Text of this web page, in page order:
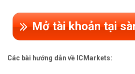
Mở tài khoản tại
Các bài hướng dẫn về ICMarkets: